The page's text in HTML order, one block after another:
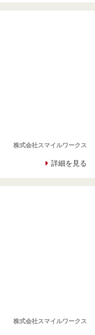
株式会社スマイルワークス
詳細を見る
株式会社スマイルワークス